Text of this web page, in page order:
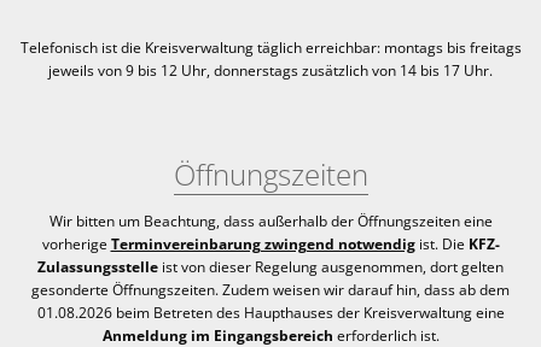
Telefonisch ist die Kreisverwaltung täglich erreichbar: montags bis freitags
jeweils von 9 bis 12 Uhr, donnerstags zusätzlich von 14 bis 17 Uhr.
Öffnungszeiten
Wir bitten um Beachtung, dass außerhalb der Öffnungszeiten eine
vorherige Terminvereinbarung zwingend notwendigist. Die KFZ-
Zulassungsstelle ist von dieser Regelung ausgenommen, dort gelten
gesonderte Öffnungszeiten. Zudem weisen wir darauf hin, dass ab dem
01.08.2026 beim Betreten des Haupthauses der Kreisverwaltung eine
Anmeldung im Eingangsbereich erforderlich ist.